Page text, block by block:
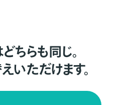
ちらも同じ。
いただけます。